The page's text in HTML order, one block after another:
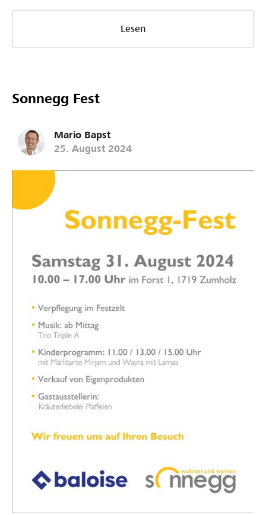
Lesen
Sonnegg Fest
Mario Bapst
25. August 2024